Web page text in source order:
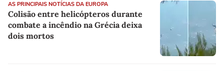
AS PRINCIPAIS NOTÍCIAS DA EUROPA
Colisão entre helicópteros durante
combate a incêndio na Grécia deixa
dois mortos